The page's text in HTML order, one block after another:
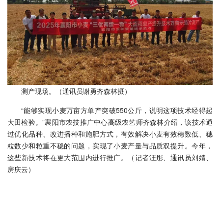
测产现场。（通讯员谢勇齐森林摄）
“能够实现小麦万亩方单产突破550公斤，说明这项技术经得起
大田检验。”襄阳市农技推广中心高级农艺师齐森林介绍，该技术通
过优化品种、改进播种和施肥方式，有效解决小麦有效穗数低、穗
粒数少和粒重不稳的问题，实现了小麦产量与品质双提升。今年，
这些新技术将在更大范围内进行推广。（记者汪彤、通讯员刘婧、
房庆云）